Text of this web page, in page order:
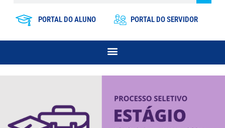
PORTAL DO ALUNO PORTAL DO SERVIDOR